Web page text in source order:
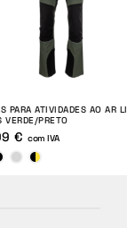
PARA ATIVIDADES AO AR
VERDE/PRETO
€ com IVA